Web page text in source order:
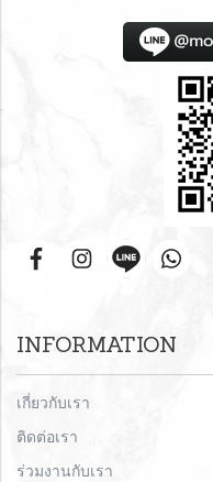
INFORMATION
เกี่ยวกับเรา
ติดต่อเรา
ร่วมงานกับเรา